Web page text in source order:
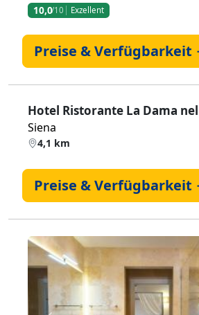
10,0/10 Exzellent
Preise & Verfügbarkeit
Hotel Ristorante La Dama
Siena
4,1 km
Preise & Verfügbarkeit